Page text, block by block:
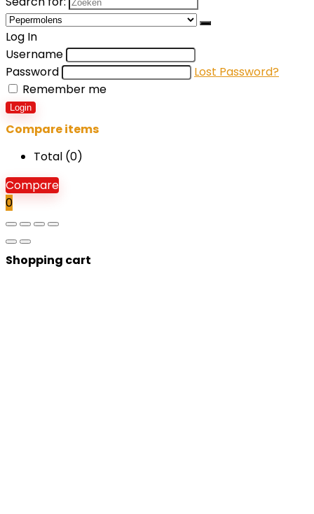
Log In
Username
Password
Lost Password?
Remember me
Login
Compare items
Total (0)
Compare
0
Shopping cart